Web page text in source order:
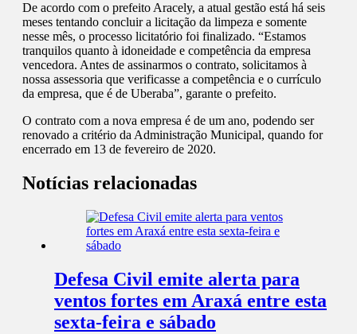
De acordo com o prefeito Aracely, a atual gestão está há seis
meses tentando concluir a licitação da limpeza e somente
nesse mês, o processo licitatório foi finalizado. “Estamos
tranquilos quanto à idoneidade e competência da empresa
vencedora. Antes de assinarmos o contrato, solicitamos à
nossa assessoria que verificasse a competência e o currículo
da empresa, que é de Uberaba”, garante o prefeito.
O contrato com a nova empresa é de um ano, podendo ser
renovado a critério da Administração Municipal, quando for
encerrado em 13 de fevereiro de 2020.
Notícias relacionadas
Defesa Civil emite alerta para
ventos fortes em Araxá entre esta
sexta-feira e sábado